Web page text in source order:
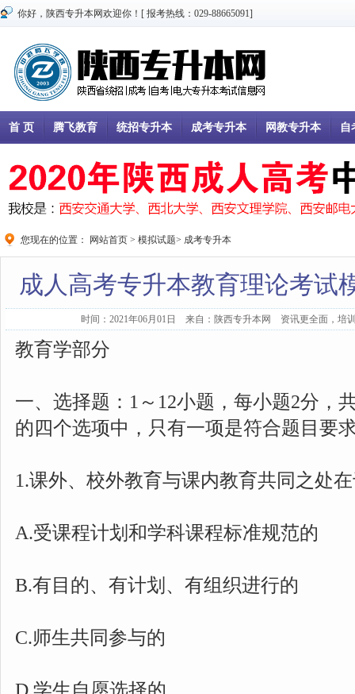
你好，陕西专升本网欢迎你！[ 报考热线：029-88665091]
首 页 腾飞教育 统招专升本 成考专升本 网教专升本 自
您现在的位置： 网站首页 > 模拟试题> 成考专升本
成人高考专升本教育理论考试
时间：2021年06月01日 来自：陕西专升本网 资讯更全面，培
教育学部分
一、选择题：1～12小题，每小题2分，
的四个选项中，只有一项是符合题目要
1.课外、校外教育与课内教育共同之处
A.受课程计划和学科课程标准规范的
B.有目的、有计划、有组织进行的
C.师生共同参与的